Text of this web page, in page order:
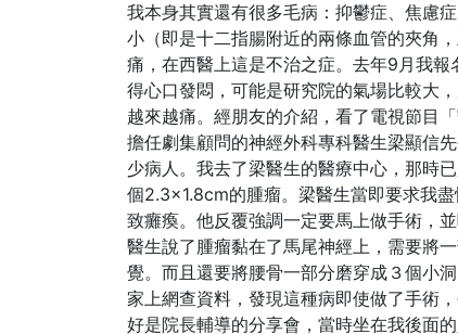
我本身其實還有很多毛病：抑鬱症、焦慮
小（即是十二指腸附近的兩條血管的夾角
痛，在西醫上這是不治之症。去年9月我
得心口發悶，可能是研究院的氣場比較大
越來越痛。經朋友的介紹，看了電視節目
擔任劇集顧問的神經外科專科醫生梁顯信
少病人。我去了梁醫生的醫療中心，那時
個2.3×1.8cm的腫瘤。梁醫生當即要求我
致癱瘓。他反覆強調一定要馬上做手術，
醫生說了腫瘤黏在了馬尾神經上，需要將
覺。而且還要將腰骨一部分磨穿成３個小
家上網查資料，發現這種病即使做了手術
好是院長輔導的分享會，當時坐在我後面